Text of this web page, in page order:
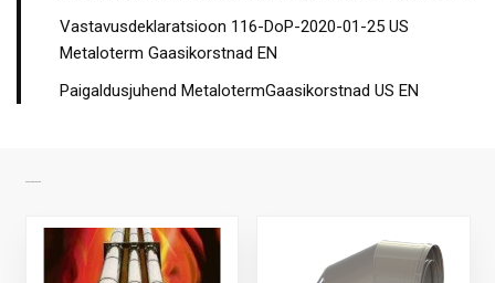
Vastavusdeklaratsioon 116-DoP-2020-01-25 US
Metaloterm Gaasikorstnad EN
Paigaldusjuhend MetalotermGaasikorstnad US EN